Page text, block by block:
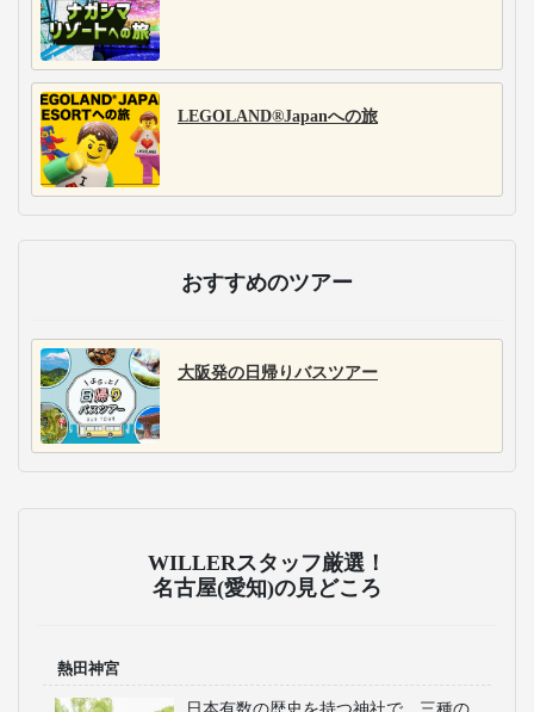
LEGOLAND®Japanへの旅
おすすめのツアー
大阪発の日帰りバスツアー
WILLERスタッフ厳選！
名古屋(愛知)の見どころ
熱田神宮